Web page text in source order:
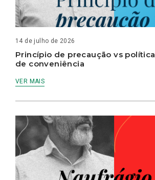
14 de julho de 2026
Princípio de precaução vs política
de conveniência
VER MAIS